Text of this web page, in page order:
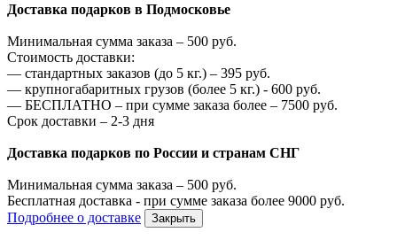
Доставка подарков в Подмосковье
Минимальная сумма заказа – 500 руб.
Стоимость доставки:
— стандартных заказов (до 5 кг.) – 395 руб.
— крупногабаритных грузов (более 5 кг.) - 600 руб.
— БЕСПЛАТНО – при сумме заказа более – 7500 руб.
Срок доставки – 2-3 дня
Доставка подарков по России и странам СНГ
Минимальная сумма заказа – 500 руб.
Бесплатная доставка - при сумме заказа более 9000 руб.
Подробнее о доставке
Закрыть